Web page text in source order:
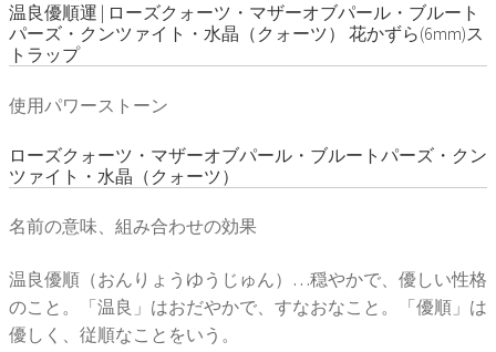
温良優順運 | ローズクォーツ・マザーオブパール・ブルート
パーズ・クンツァイト・水晶（クォーツ） 花かずら(6mm)ス
トラップ
使用パワーストーン
ローズクォーツ・マザーオブパール・ブルートパーズ・クン
ツァイト・水晶（クォーツ）
名前の意味、組み合わせの効果
温良優順（おんりょうゆうじゅん）…穏やかで、優しい性格
のこと。「温良」はおだやかで、すなおなこと。「優順」は
優しく、従順なことをいう。